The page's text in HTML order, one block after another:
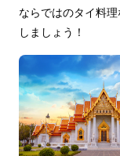
ならではのタイ料
しましょう！